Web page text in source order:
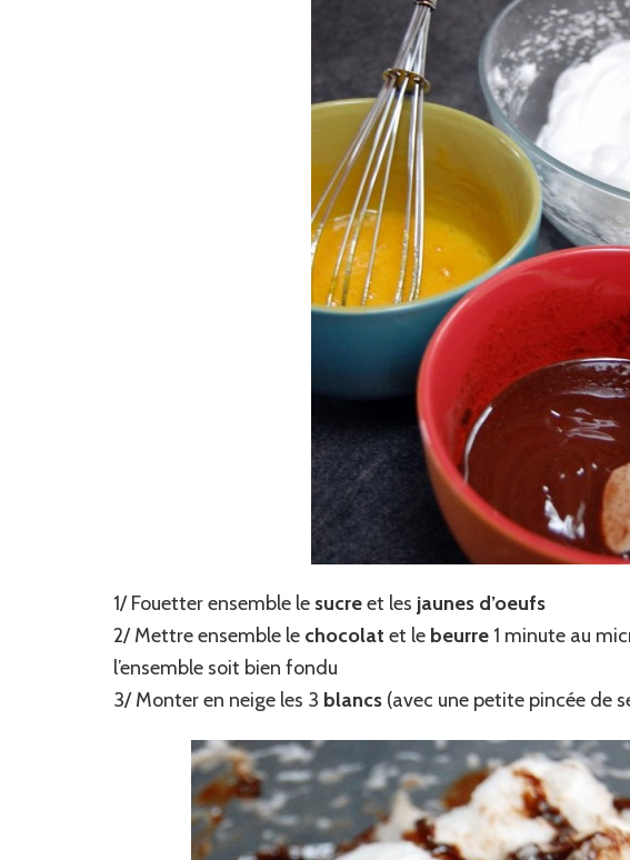
1/ Fouetter ensemble le sucreet les jaunes d’oeufs
2/ Mettre ensemble le chocolat et le beurre 1 minute au
l’ensemble soit bien fondu
3/ Monter en neige les 3 blancs (avec une petite pincée de